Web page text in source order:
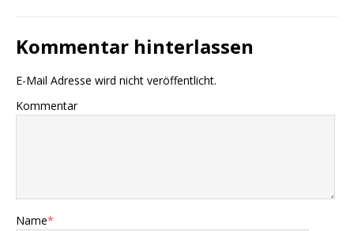
Kommentar hinterlassen
E-Mail Adresse wird nicht veröffentlicht.
Kommentar
Name*